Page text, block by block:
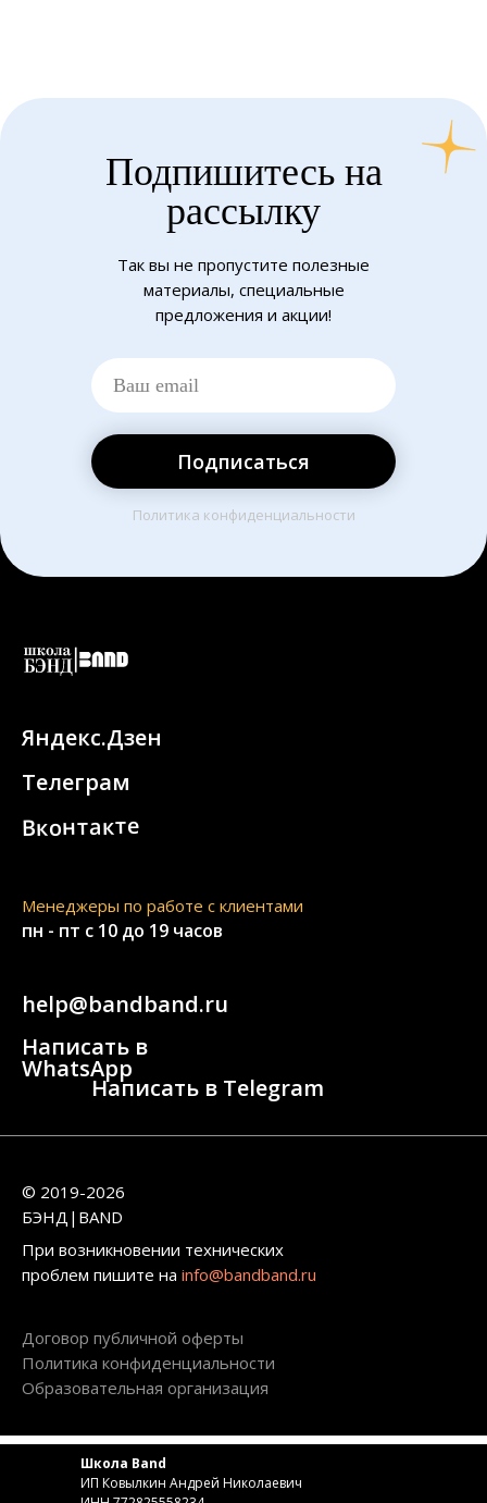
Подпишитесь на
рассылку
Так вы не пропустите полезные
материалы, специальные
предложения и акции!
Подписаться
Политика конфиденциальности
Яндекс.Дзен
Телеграм
Вконтакте
Написать в
WhatsApp
Менеджеры по работе с клиентами
Договор публичной оферты
Политика конфиденциальности
Образовательная организация
При возникновении технических
проблем пишите на info@bandband.ru
© 2019-2026
БЭНД|BAND
help@bandband.ru
Написать в Telegram
пн - пт с 10 до 19 часов
Школа Band
ИП Ковылкин Андрей Николаевич